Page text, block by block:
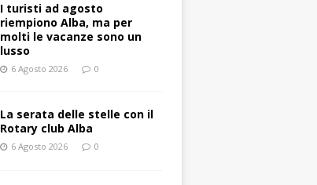
I turisti ad agosto
riempiono Alba, ma per
molti le vacanze sono un
lusso
6 Agosto 2026 0
La serata delle stelle con il
Rotary club Alba
6 Agosto 2026 0